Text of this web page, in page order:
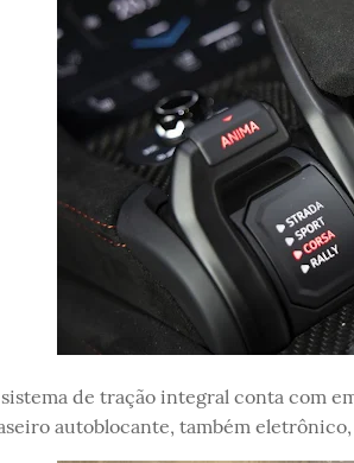
de tração integral conta com
autoblocante, também